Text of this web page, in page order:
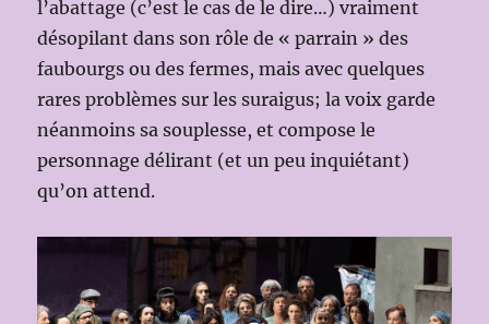
l’abattage (c’est le cas de le dire…) vraiment
désopilant dans son rôle de « parrain » des
faubourgs ou des fermes, mais avec quelques
rares problèmes sur les suraigus; la voix garde
néanmoins sa souplesse, et compose le
personnage délirant (et un peu inquiétant)
qu’on attend.